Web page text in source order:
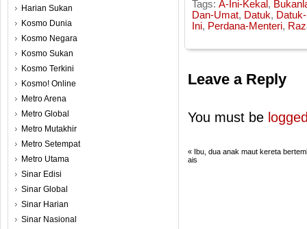
Harian Sukan
Kosmo Dunia
Kosmo Negara
Kosmo Sukan
Kosmo Terkini
Kosmo! Online
Metro Arena
Metro Global
Metro Mutakhir
Metro Setempat
Metro Utama
Sinar Edisi
Sinar Global
Sinar Harian
Sinar Nasional
Tags: A-Ini-Kekal ,
Dan-Umat, Datuk,
Ini, Perdana-Menteri,
Leave a Reply
You must be
« Ibu, dua anak maut kereta
ais